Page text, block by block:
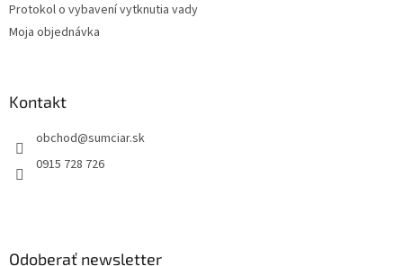
Protokol o vybavení vytknutia vady
Moja objednávka
Kontakt
obchod@sumciar.sk
0915 728 726
Odoberať newsletter